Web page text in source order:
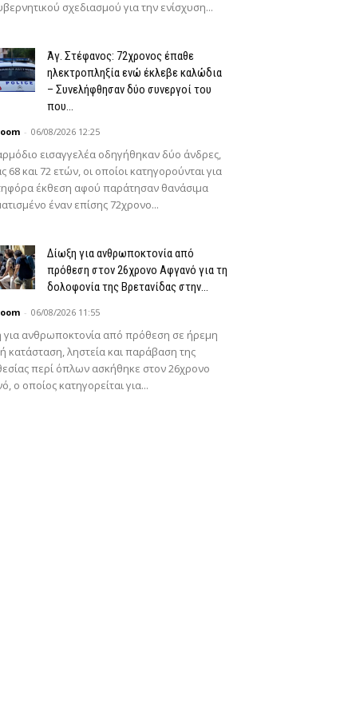
σχεδιασμού για την ενίσχυση...
Άγ. Στέφανος: 72χρονος έπαθε
ηλεκτροπληξία ενώ έκλεβε καλώδια
– Συνελήφθησαν δύο συνεργοί του
που...
- 06/08/2026 12:25
εισαγγελέα οδηγήθηκαν δύο άνδρες,
68 και 72 ετών, οι οποίοι κατηγορούνται για
έκθεση αφού παράτησαν θανάσιμα
έναν επίσης 72χρονο...
Δίωξη για ανθρωποκτονία από
πρόθεση στον 26χρονο Αφγανό για τη
δολοφονία της Βρετανίδας στην...
- 06/08/2026 11:55
για ανθρωποκτονία από πρόθεση σε ήρεμη
κατάσταση, ληστεία και παράβαση της
περί όπλων ασκήθηκε στον 26χρονο
ο οποίος κατηγορείται για...